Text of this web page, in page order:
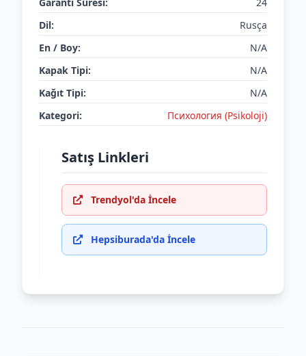
Dil:
Rusça
En / Boy:
N/A
Kapak Tipi:
N/A
Kağıt Tipi:
N/A
Kategori:
Психология (Psikoloji)
Satış Linkleri
Trendyol'da İncele
Hepsiburada'da İncele